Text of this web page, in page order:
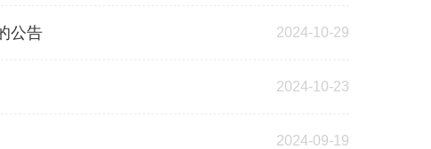
公告 2024-10-29
2024-10-23
2024-09-19